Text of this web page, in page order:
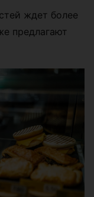
ждет более
предлагают